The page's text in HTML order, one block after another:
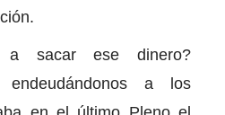
a sacar ese dinero?
endeudándonos a los